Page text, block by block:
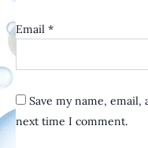
Email *
Save my name,
next time I comment.